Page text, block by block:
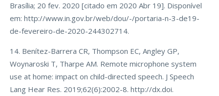
Brasília; 20 fev. 2020 [citado em 2020 Abr 19]. Disponível
em: http://www.in.gov.br/web/dou/-/portaria-n-3-de19-
de-fevereiro-de-2020-244302714.
14. Benítez-Barrera CR, Thompson EC, Angley GP,
Woynaroski T, Tharpe AM. Remote microphone system
use at home: impact on child-directed speech. J Speech
Lang Hear Res. 2019;62(6):2002-8. http://dx.doi.